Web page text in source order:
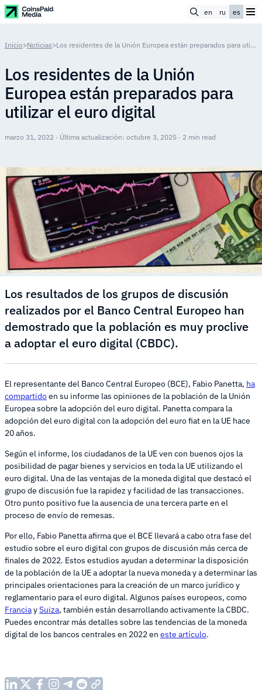
en ru es
Inicio>Noticias> Los residentes de la Unión Europea están preparados para utilizar el euro digital
Los residentes de la Unión
Europea están preparados para
utilizar el euro digital
marzo 31, 2022 · Última actualización: octubre 3, 2025 · 2 min read
Los resultados de los grupos de discusión
realizados por el Banco Central Europeo han
demostrado que la población es muy proclive
a adoptar el euro digital (CBDC).
El representante del Banco Central Europeo (BCE), Fabio Panetta, ha
compartidoen su informe las opiniones de la población de la Unión
Europea sobre la adopción del euro digital. Panetta compara la
adopción del euro digital con la adopción del euro fiat en la UE hace
20 años.
Según el informe, los ciudadanos de la UE ven con buenos ojos la
posibilidad de pagar bienes y servicios en toda la UE utilizando el
euro digital. Una de las ventajas de la moneda digital que destacó el
grupo de discusión fue la rapidez y facilidad de las transacciones.
Otro punto positivo fue la ausencia de una tercera parte en el
proceso de envío de remesas.
Por ello, Fabio Panetta afirma que el BCE llevará a cabo otra fase del
estudio sobre el euro digital con grupos de discusión más cerca de
finales de 2022. Estos estudios ayudan a determinar la disposición
de la población de la UE a adoptar la nueva moneda y a determinar las
principales orientaciones para la creación de un marco jurídico y
reglamentario para el euro digital. Algunos países europeos, como
FranciaySuiza, también están desarrollando activamente la CBDC.
Puedes encontrar más detalles sobre las tendencias de la moneda
digital de los bancos centrales en 2022 en este artículo.